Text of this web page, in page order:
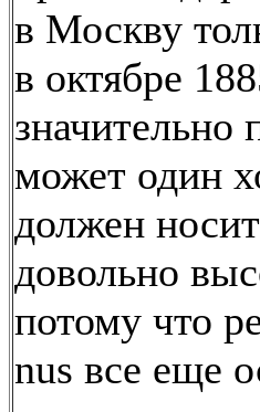
в Москву
в октябре
значительно
может один
должен
довольно
потому что
nus все еще